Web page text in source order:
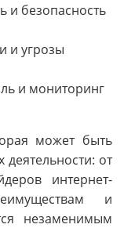
и безопасность
и угрозы
и мониторинг
может быть
от
интернет-
и
незаменимым